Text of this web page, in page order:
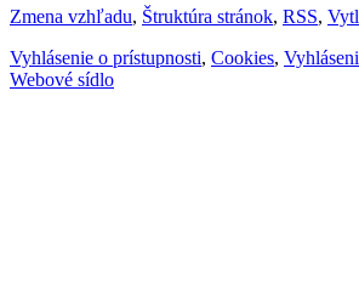
Zmena vzhľadu, Štruktúra stránok, RSS,
Vyhlásenie o prístupnosti, Cookies,
Webové sídlo